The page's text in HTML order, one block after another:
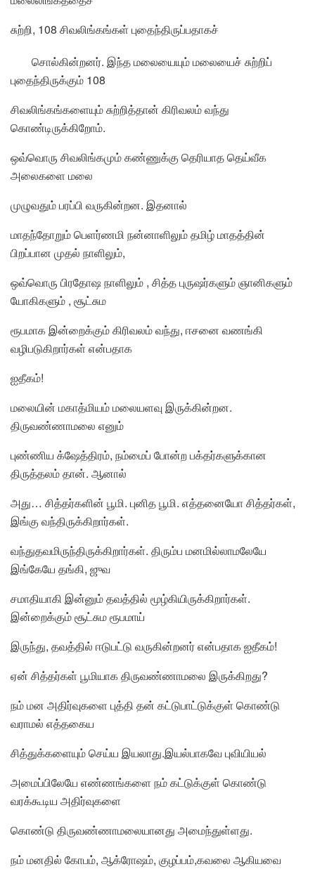
சுற்றி, 108 சிவலிங்கங்கள் புதைந்திருப்பதாகச்
சொல்கின்றனர். இந்த மலையையும் மலையைச் சுற்றிப்
புதைந்திருக்கும் 108
சிவலிங்கங்களையும் சுற்றித்தான் கிரிவலம் வந்து
கொண்டிருக்கிறோம்.
ஒவ்வொரு சிவலிங்கமும் கண்ணுக்கு தெரியாத தெய்வீக
அலைகளை மலை
முழுவதும் பரப்பி வருகின்றன. இதனால்
மாதந்தோறும் பெளர்ணமி நன்னாளிலும் தமிழ் மாதத்தின்
பிறப்பான முதல் நாளிலும்,
ஒவ்வொரு பிரதோஷ நாளிலும் , சித்த புருஷர்களும் ஞானிகளும்
யோகிகளும் , சூட்சும
ரூபமாக இன்றைக்கும் கிரிவலம் வந்து, ஈசனை வணங்கி
வழிபடுகிறார்கள் என்பதாக
ஐதீகம்!
மலையின் மகாத்மியம் மலையளவு இருக்கின்றன.
திருவண்ணாமலை எனும்
புண்ணிய க்ஷேத்திரம், நம்மைப் போன்ற பக்தர்களுக்கான
திருத்தலம் தான். ஆனால்
அது… சித்தர்களின் பூமி. புனித பூமி. எத்தனையோ சித்தர்கள்,
இங்கு வந்திருக்கிறார்கள்.
வந்துதவமிருந்திருக்கிறார்கள். திரும்ப மனமில்லாமலேயே
இங்கேயே தங்கி, ஜுவ
சமாதியாகி இன்னும் தவத்தில் மூழ்கியிருக்கிறார்கள்.
இன்றைக்கும் சூட்சும ரூபமாய்
இருந்து, தவத்தில் ஈடுபட்டு வருகின்றனர் என்பதாக ஐதீகம்!
ஏன் சித்தர்கள் பூமியாக திருவண்ணாமலை இருக்கிறது?
நம் மன அதிர்வுகளை புத்தி தன் கட்டுபாட்டுக்குள் கொண்டு
வராமல் எத்தகைய
சித்துக்களையும் செய்ய இயலாது.இயல்பாகவே புவியியல்
அமைப்பிலேயே எண்ணங்களை நம் கட்டுக்குள் கொண்டு
வரக்கூடிய அதிர்வுகளை
கொண்டு திருவண்ணாமலையானது அமைந்துள்ளது.
நம் மனதில் கோபம், ஆக்ரோஷம், குழப்பம்,கவலை ஆகியவை